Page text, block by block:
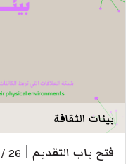
بيئات الثقافة
فتح باب التقديم 26 / 1 / 2026